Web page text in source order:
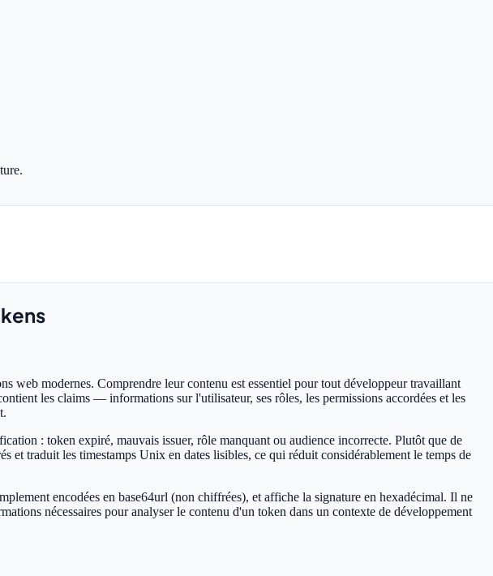
web modernes. Comprendre leur contenu est essentiel pour tout développeur travaillant
les claims — informations sur l'utilisateur, ses rôles, les permissions accordées et les
: token expiré, mauvais issuer, rôle manquant ou audience incorrecte. Plutôt que de
et traduit les timestamps Unix en dates lisibles, ce qui réduit considérablement le temps de
encodées en base64url (non chiffrées), et affiche la signature en hexadécimal. Il ne
nécessaires pour analyser le contenu d'un token dans un contexte de développement